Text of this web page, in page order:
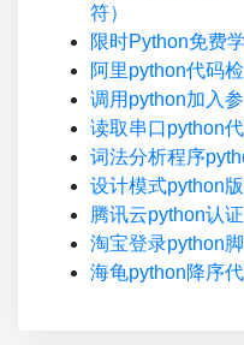
符）
限时Python免费
阿里python代码
调用python加入
读取串口python
词法分析程序
设计模式python
腾讯云python认
淘宝登录python
海龟python降序